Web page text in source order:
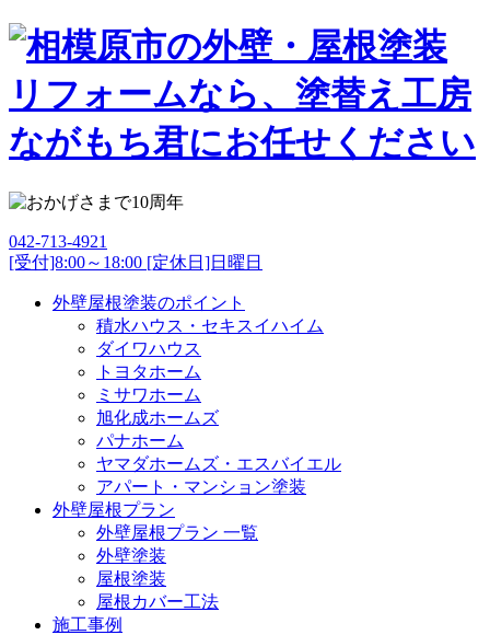
042-713-4921
[受付]8:00～18:00 [定休日]日曜日
外壁屋根塗装のポイント
積水ハウス・セキスイハイム
ダイワハウス
トヨタホーム
ミサワホーム
旭化成ホームズ
パナホーム
ヤマダホームズ・エスバイエル
アパート・マンション塗装
外壁屋根プラン
外壁屋根プラン 一覧
外壁塗装
屋根塗装
屋根カバー工法
施工事例